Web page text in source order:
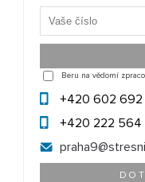
Beru na vědomí
+420 602 692
+420 222 564
praha9@